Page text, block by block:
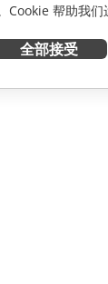
Cookie 帮助我
全部接受